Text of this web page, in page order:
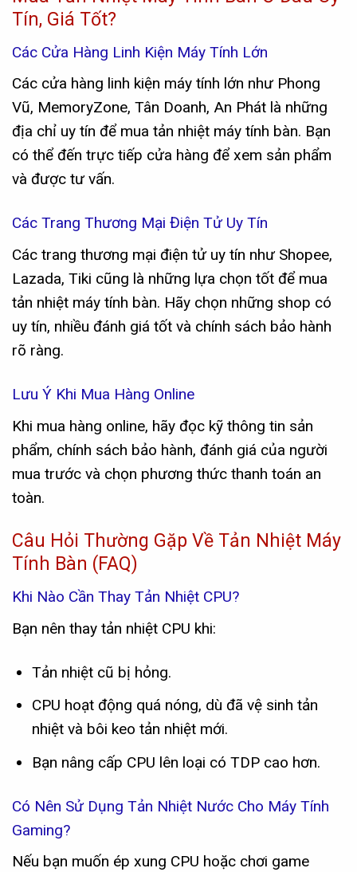
Tín, Giá Tốt?
Các Cửa Hàng Linh Kiện Máy Tính Lớn
Các cửa hàng linh kiện máy tính lớn như Phong
Vũ, MemoryZone, Tân Doanh, An Phát là những
địa chỉ uy tín để mua tản nhiệt máy tính bàn. Bạn
có thể đến trực tiếp cửa hàng để xem sản phẩm
và được tư vấn.
Các Trang Thương Mại Điện Tử Uy Tín
Các trang thương mại điện tử uy tín như Shopee,
Lazada, Tiki cũng là những lựa chọn tốt để mua
tản nhiệt máy tính bàn. Hãy chọn những shop có
uy tín, nhiều đánh giá tốt và chính sách bảo hành
rõ ràng.
Lưu Ý Khi Mua Hàng Online
Khi mua hàng online, hãy đọc kỹ thông tin sản
phẩm, chính sách bảo hành, đánh giá của người
mua trước và chọn phương thức thanh toán an
toàn.
Câu Hỏi Thường Gặp Về Tản Nhiệt Máy
Tính Bàn (FAQ)
Khi Nào Cần Thay Tản Nhiệt CPU?
Bạn nên thay tản nhiệt CPU khi:
Tản nhiệt cũ bị hỏng.
CPU hoạt động quá nóng, dù đã vệ sinh tản
nhiệt và bôi keo tản nhiệt mới.
Bạn nâng cấp CPU lên loại có TDP cao hơn.
Có Nên Sử Dụng Tản Nhiệt Nước Cho Máy Tính
Gaming?
Nếu bạn muốn ép xung CPU hoặc chơi game